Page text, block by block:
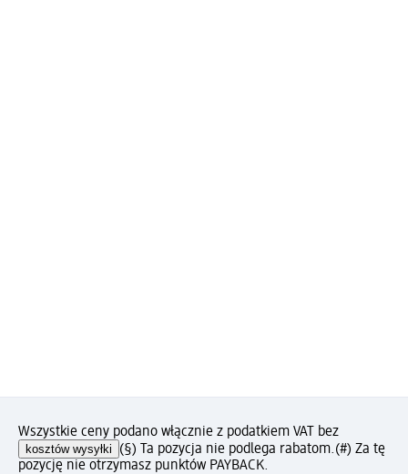
Wszystkie ceny podano włącznie z podatkiem VAT bez
kosztów wysyłki (§) Ta pozycja nie podlega rabatom.(#) Za tę
pozycję nie otrzymasz punktów PAYBACK.